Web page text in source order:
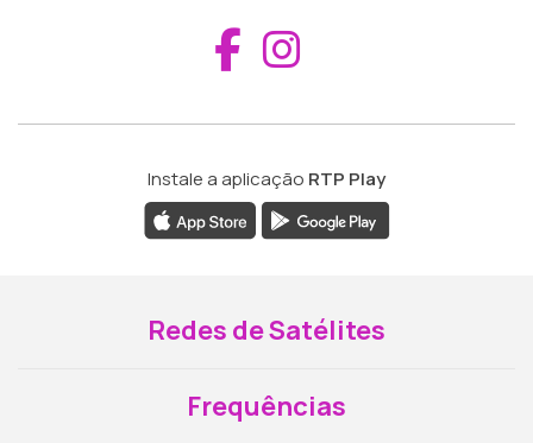
Aceder ao
Instale a aplicação RTP Play
Redes de Satélites
Frequências